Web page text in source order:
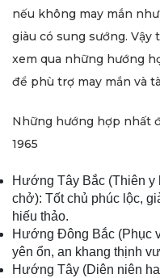
nếu không may mắn
giàu có sung sướng.
xem qua những hướng
để phù trợ may mắn và
Những hướng hợp nhất
1965
Hướng Tây Bắc (Thiên
chở): Tốt chủ phúc lộc,
hiếu thảo.
Hướng Đông Bắc (Phục
yên ổn, an khang thịnh
Hướng Tây (Diên niên